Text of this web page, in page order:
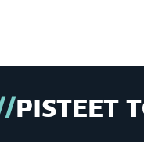
PISTEET